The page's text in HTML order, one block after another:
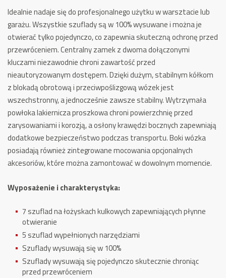
Idealnie nadaje się do profesjonalnego użytku w warsztacie lub
garażu.Wszystkie szuflady są w 100% wysuwane i można je
otwierać tylko pojedynczo, co zapewnia skuteczną ochronę przed
przewróceniem.Centralny zamek z dwoma dołączonymi
kluczami niezawodnie chroni zawartość przed
nieautoryzowanym dostępem.Dzięki dużym, stabilnym kółkom
z blokadą obrotową i przeciwpoślizgową wózek jest
wszechstronny, a jednocześnie zawsze stabilny.Wytrzymała
powłoka lakiernicza proszkowa chroni powierzchnię przed
zarysowaniami i korozją, a osłony krawędzi bocznych zapewniają
dodatkowe bezpieczeństwo podczas transportu.Boki wózka
posiadają również zintegrowane mocowania opcjonalnych
akcesoriów, które można zamontować w dowolnym momencie.
Wyposażenie i charakterystyka:
7 szuflad na łożyskach kulkowych zapewniających płynne
otwieranie
5 szuflad wypełnionych narzędziami
Szuflady wysuwają się w 100%
Szuflady wysuwają się pojedynczo skutecznie chroniąc
przed przewróceniem